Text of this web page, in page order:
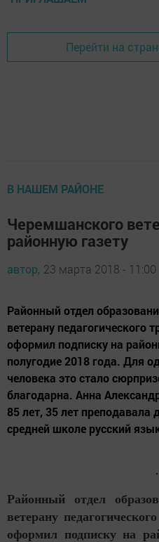
Перейти на
В НАШЕМ РАЙОНЕ
Черемшанского
районную газету
автор, 23 марта 2018 - 11:00
Районный отдел
ветерану педагогического
оформил подписку на
полугодие 2018 года. Для
человека это стало
благодарна. Анна
85 лет, 35 лет
средней школе русский
Районный отдел
ветерану
оформил подписку на